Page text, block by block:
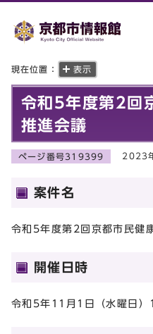
現在位置： 表示
令和5年度第2回
推進会議
ページ番号319399 2023
案件名
令和5年度第2回京都市民健
開催日時
令和5年11月1日（水曜日